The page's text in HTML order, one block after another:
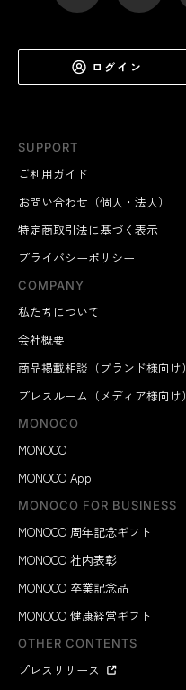
SUPPORT
ご利用ガイド
お問い合わせ（個人・法人）
特定商取引法に基づく表示
プライバシーポリシー
COMPANY
私たちについて
会社概要
商品掲載相談（ブランド様向け）
プレスルーム（メディア様向け）
MONOCO
MONOCO
MONOCO App
MONOCO FOR BUSINESS
MONOCO 周年記念ギフト
MONOCO 社内表彰
MONOCO 卒業記念品
MONOCO 健康経営ギフト
OTHER CONTENTS
プレスリリース
ログイン